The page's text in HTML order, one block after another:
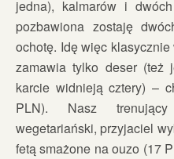
jedna), kalmarów i
pozbawiona zostaję
ochotę. Idę więc
zamawia tylko deser
karcie widnieją cztery) –
PLN). Nasz
wegetariański, przyjaciel
fetą smażone na ouzo (17